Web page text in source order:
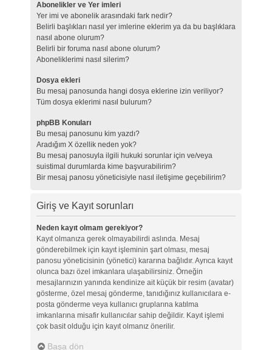
Abonelikler ve Yer imleri
Yer imi ve abonelik arasındaki fark nedir?
Belirli başlıkları nasıl yer imlerine eklerim ya da bu başlıklara
nasıl abone olurum?
Belirli bir foruma nasıl abone olurum?
Aboneliklerimi nasıl silerim?
Dosya ekleri
Bu mesaj panosunda hangi dosya eklerine izin veriliyor?
Tüm dosya eklerimi nasıl bulurum?
phpBB Konuları
Bu mesaj panosunu kim yazdı?
Aradığım X özellik neden yok?
Bu mesaj panosuyla ilgili hukuki sorunlar için ve/veya
suistimal durumlarda kime başvurabilirim?
Bir mesaj panosu yöneticisiyle nasıl iletişime geçebilirim?
Giriş ve Kayıt sorunları
Neden kayıt olmam gerekiyor?
Kayıt olmanıza gerek olmayabilirdi aslında. Mesaj
gönderebilmek için kayıt işleminin şart olması, mesaj
panosu yöneticisinin (yönetici) kararına bağlıdır. Ayrıca kayıt
olunca bazı özel imkanlara ulaşabilirsiniz. Örneğin
mesajlarınızın yanında kendinize ait küçük bir resim (avatar)
gösterme, özel mesaj gönderme, tanıdığınız kullanıcılara e-
posta gönderme veya kullanıcı gruplarına katılma
imkanlarına misafir kullanıcılar sahip değildir. Kayıt işlemi
çok basit olduğu için kayıt olmanız önerilir.
Başa dön